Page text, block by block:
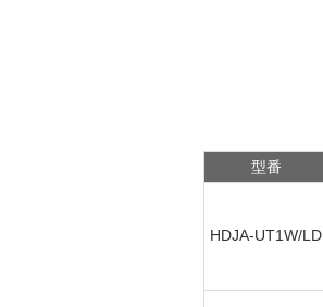
型番
HDJA-UT1W/LD